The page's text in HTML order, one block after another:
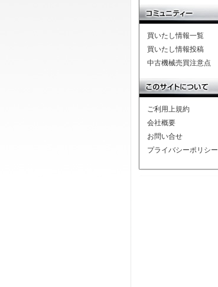
買いたし情報一覧
買いたし情報投稿
中古機械売買注意点
ご利用上規約
会社概要
お問い合せ
プライバシーポリシー